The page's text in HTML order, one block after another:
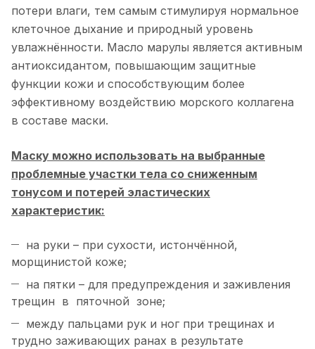
потери влаги, тем самым стимулируя нормальное
клеточное дыхание и природный уровень
увлажнённости. Масло марулы является активным
антиоксидантом, повышающим защитные
функции кожи и способствующим более
эффективному воздействию морского коллагена
в составе маски.
Маску можно использовать на выбранные
проблемные участки тела со сниженным
тонусом и потерей эластических
характеристик:
на руки – при сухости, истончённой,
морщинистой коже;
на пятки – для предупреждения и заживления
трещин в пяточной зоне;
между пальцами рук и ног при трещинах и
трудно заживающих ранах в результате